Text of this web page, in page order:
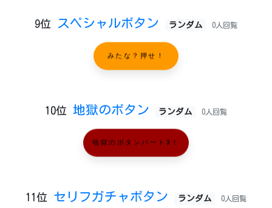
9位 スペシャルボタン ランダム 0人回覧
みたな？押せ！
10位 地獄のボタン ランダム 0人回覧
地獄のボタンパート3！
11位 セリフガチャボタン ランダム 0人回覧